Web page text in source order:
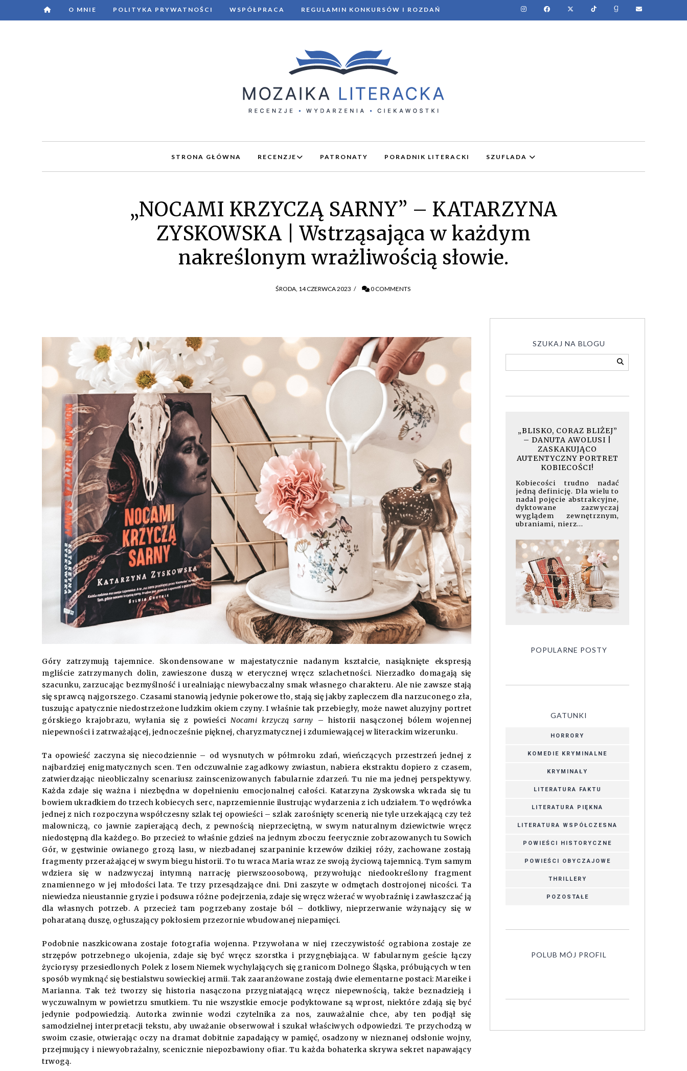
O MNIE POLITYKA PRYWATNOŚCI WSPÓŁPRACA REGULAMIN KONKURSÓW I ROZDAŃ
STRONA GŁÓWNA RECENZJE PATRONATY PORADNIK LITERACKI SZUFLADA
„NOCAMI KRZYCZĄ SARNY” – KATARZYNA
ZYSKOWSKA | Wstrząsająca w każdym
nakreślonym wrażliwością słowie.
ŚRODA, 14 CZERWCA 2023 / 0 COMMENTS
Góry zatrzymują tajemnice. Skondensowane w majestatycznie nadanym kształcie, nasiąknięte ekspresją
mgliście zatrzymanych dolin, zawieszone duszą w eterycznej wręcz szlachetności. Nierzadko domagają się
szacunku, zarzucając bezmyślność i urealniając niewybaczalny smak własnego charakteru. Ale nie zawsze stają
się sprawcą najgorszego. Czasami stanowią jedynie pokerowe tło, stają się jakby zapleczem dla narzuconego zła,
tuszując apatycznie niedostrzeżone ludzkim okiem czyny. I właśnie tak przebiegły, może nawet aluzyjny portret
górskiego krajobrazu, wyłania się z powieściNocami krzyczą sarny – historii nasączonej bólem wojennej
niepewności i zatrważającej, jednocześnie pięknej, charyzmatycznej i zdumiewającej w literackim wizerunku.
Ta opowieść zaczyna się niecodziennie – od wysnutych w półmroku zdań, wieńczących przestrzeń jednej z
najbardziej enigmatycznych scen. Ten odczuwalnie zagadkowy zwiastun, nabiera ekstraktu dopiero z czasem,
zatwierdzając nieobliczalny scenariusz zainscenizowanych fabularnie zdarzeń. Tu nie ma jednej perspektywy.
Każda zdaje się ważna i niezbędna w dopełnieniu emocjonalnej całości. Katarzyna Zyskowska wkrada się tu
bowiem ukradkiem do trzech kobiecych serc, naprzemiennie ilustrując wydarzenia z ich udziałem. To wędrówka
jednej z nich rozpoczyna współczesny szlak tej opowieści – szlak zarośnięty scenerią nie tyle urzekającą czy też
malowniczą, co jawnie zapierającą dech, z pewnością nieprzeciętną, w swym naturalnym dziewictwie wręcz
niedostępną dla każdego. Bo przecież to właśnie gdzieś na jednym zboczu feerycznie zobrazowanych tu Sowich
Gór, w gęstwinie owianego grozą lasu, w niezbadanej szarpaninie krzewów dzikiej róży, zachowane zostają
fragmenty przerażającej w swym biegu historii. To tu wraca Maria wraz ze swoją życiową tajemnicą. Tym samym
wdziera się w nadzwyczaj intymną narrację pierwszoosobową, przywołując niedookreślony fragment
znamiennego w jej młodości lata. Te trzy przesądzające dni. Dni zaszyte w odmętach dostrojonej nicości. Ta
niewiedza nieustannie gryzie i podsuwa różne podejrzenia, zdaje się wręcz wżerać w wyobraźnię i zawłaszczać ją
dla własnych potrzeb. A przecież tam pogrzebany zostaje ból – dotkliwy, nieprzerwanie wżynający się w
poharataną duszę, ogłuszający pokłosiem przezornie wbudowanej niepamięci.
Podobnie naszkicowana zostaje fotografia wojenna. Przywołana w niej rzeczywistość ograbiona zostaje ze
strzępów potrzebnego ukojenia, zdaje się być wręcz szorstka i przygnębiająca. W fabularnym geście łączy
życiorysy przesiedlonych Polek z losem Niemek wychylających się granicom Dolnego Śląska, próbujących w ten
sposób wymknąć się bestialstwu sowieckiej armii. Tak zaaranżowane zostają dwie elementarne postaci: Mareike i
Marianna. Tak też tworzy się historia nasączona przygniatającą wręcz niepewnością, także beznadzieją i
wyczuwalnym w powietrzu smutkiem. Tu nie wszystkie emocje podyktowane są wprost, niektóre zdają się być
jedynie podpowiedzią. Autorka zwinnie wodzi czytelnika za nos, zauważalnie chce, aby ten podjął się
samodzielnej interpretacji tekstu, aby uważanie obserwował i szukał właściwych odpowiedzi. Te przychodzą w
swoim czasie, otwierając oczy na dramat dobitnie zapadający w pamięć, osadzony w nieznanej odsłonie wojny,
przejmujący i niewyobrażalny, scenicznie niepozbawiony ofiar. Tu każda bohaterka skrywa sekret napawający
trwogą.
SZUKAJ NA BLOGU
„BLISKO, CORAZ BLIŻEJ”
– DANUTA AWOLUSI |
ZASKAKUJĄCO
AUTENTYCZNY PORTRET
KOBIECOŚCI!
Kobiecości trudno nadać
jedną definicję. Dla wielu to
nadal pojęcie abstrakcyjne,
dyktowane zazwyczaj
wyglądem zewnętrznym,
ubraniami, nierz...
POPULARNE POSTY
GATUNKI
HORRORY
KOMEDIE KRYMINALNE
KRYMINAŁY
LITERATURA FAKTU
LITERATURA PIĘKNA
LITERATURA WSPÓŁCZESNA
POWIEŚCI HISTORYCZNE
POWIEŚCI OBYCZAJOWE
THRILLERY
POZOSTAŁE
POLUB MÓJ PROFIL